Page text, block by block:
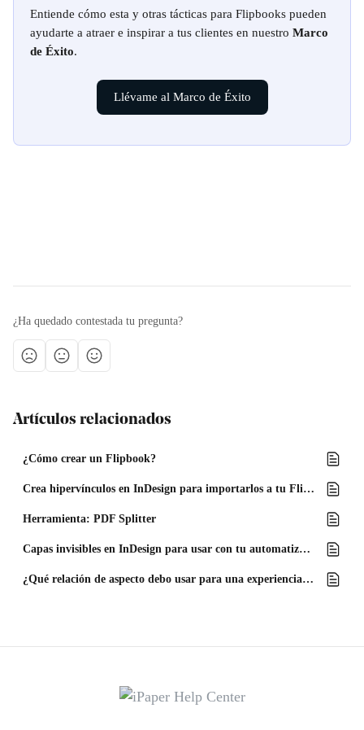
Entiende cómo esta y otras tácticas para Flipbooks pueden
ayudarte a atraer e inspirar a tus clientes en nuestro Marco
de Éxito.
Llévame al Marco de Éxito
¿Ha quedado contestada tu pregunta?
Artículos relacionados
¿Cómo crear un Flipbook?
Crea hipervínculos en InDesign para importarlos a tu Flipbook
Herramienta: PDF Splitter
Capas invisibles en InDesign para usar con tu automatización de enriquecimientos
¿Qué relación de aspecto debo usar para una experiencia óptima en dispositivos móviles?